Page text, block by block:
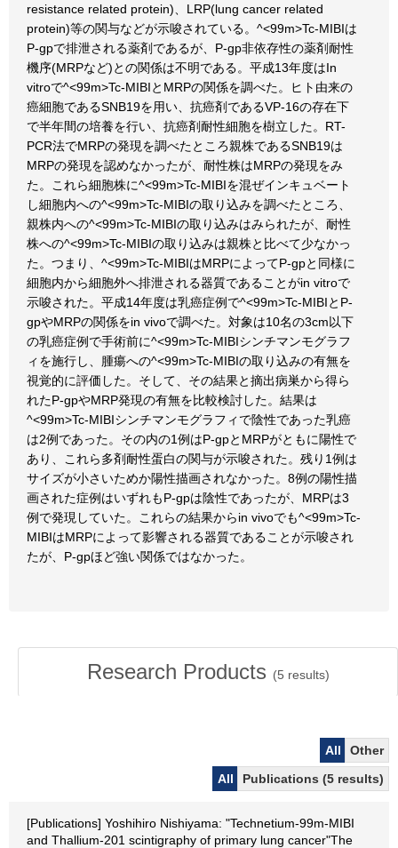
resistance related protein)、LRP(lung cancer related
protein)等の関与などが示唆されている。^<99m>Tc-MIBIは
P-gpで排泄される薬剤であるが、P-gp非依存性の薬剤耐性
機序(MRPなど)との関係は不明である。平成13年度はIn
vitroで^<99m>Tc-MIBIとMRPの関係を調べた。ヒト由来の
癌細胞であるSNB19を用い、抗癌剤であるVP-16の存在下
で半年間の培養を行い、抗癌剤耐性細胞を樹立した。RT-
PCR法でMRPの発現を調べたところ親株であるSNB19は
MRPの発現を認めなかったが、耐性株はMRPの発現をみ
た。これら細胞株に^<99m>Tc-MIBIを混ぜインキュベート
し細胞内への^<99m>Tc-MIBIの取り込みを調べたところ、
親株内への^<99m>Tc-MIBIの取り込みはみられたが、耐性
株への^<99m>Tc-MIBIの取り込みは親株と比べて少なかっ
た。つまり、^<99m>Tc-MIBIはMRPによってP-gpと同様に
細胞内から細胞外へ排泄される器質であることがin vitroで
示唆された。平成14年度は乳癌症例で^<99m>Tc-MIBIとP-
gpやMRPの関係をin vivoで調べた。対象は10名の3cm以下
の乳癌症例で手術前に^<99m>Tc-MIBIシンチマンモグラフ
ィを施行し、腫瘍への^<99m>Tc-MIBIの取り込みの有無を
視覚的に評価した。そして、その結果と摘出病巣から得ら
れたP-gpやMRP発現の有無を比較検討した。結果は
^<99m>Tc-MIBIシンチマンモグラフィで陰性であった乳癌
は2例であった。その内の1例はP-gpとMRPがともに陽性で
あり、これら多剤耐性蛋白の関与が示唆された。残り1例は
サイズが小さいためか陽性描画されなかった。8例の陽性描
画された症例はいずれもP-gpは陰性であったが、MRPは3
例で発現していた。これらの結果からin vivoでも^<99m>Tc-
MIBIはMRPによって影響される器質であることが示唆され
たが、P-gpほど強い関係ではなかった。
Research Products (5 results)
All
Other
All
Publications (5 results)
[Publications] Yoshihiro Nishiyama: "Technetium-99m-MIBI
and Thallium-201 scintigraphy of primary lung cancer"The